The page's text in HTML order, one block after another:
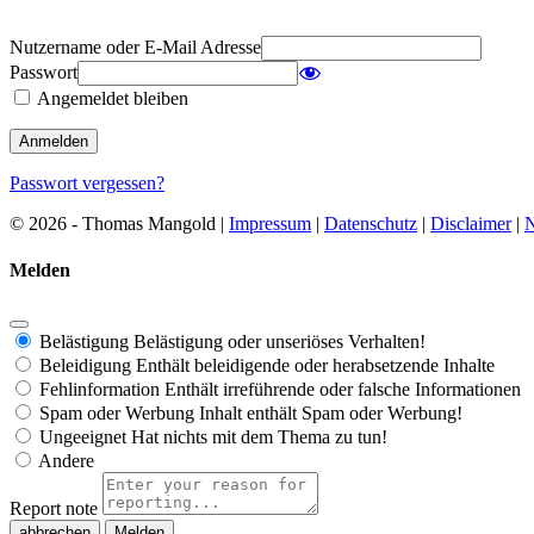
Nutzername oder E-Mail Adresse
Passwort
Angemeldet bleiben
Passwort vergessen?
© 2026 - Thomas Mangold | Impressum | Datenschutz | Disclaimer|
Melden
Belästigung Belästigung oder unseriöses Verhalten!
Beleidigung Enthält beleidigende oder herabsetzende Inhalte
Fehlinformation Enthält irreführende oder falsche Informationen
Spam oder Werbung Inhalt enthält Spam oder Werbung!
Ungeeignet Hat nichts mit dem Thema zu tun!
Andere
Report note